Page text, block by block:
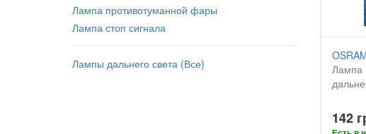
Лампа противотуманной фары
Лампа стоп сигнала
Лампы дальнего света (Все)
Лампа
142